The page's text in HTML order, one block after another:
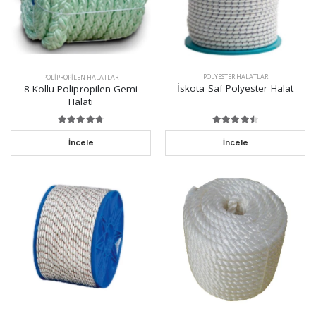
POLIPROPILEN HALATLAR
8 Kollu Polipropilen Gemi
Halatı
İncele
POLYESTER HALATLAR
İskota Saf Polyester Halat
İncele